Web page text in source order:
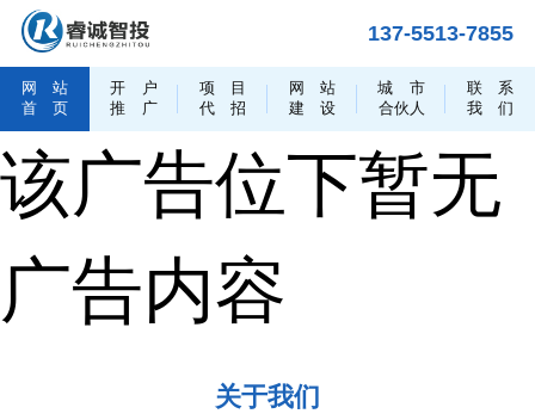
137-5513-7855
网
站
首
页
开
户
推
广
项
目
代
招
网
站
建
设
城
市
合伙人
联
系
我
们
该广告位下暂无
广告内容
关于我们